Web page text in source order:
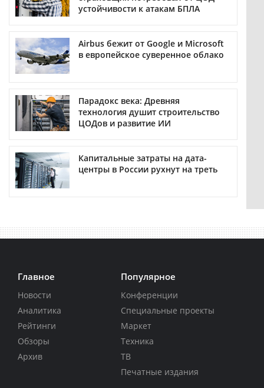
устойчивости к атакам БПЛА
Airbus бежит от Google и Microsoft
в европейское суверенное облако
Парадокс века: Древняя
технология душит строительство
ЦОДов и развитие ИИ
Капитальные затраты на дата-
центры в России рухнут на треть
Главное
Новости
Аналитика
Рейтинги
Обзоры
Архив
Популярное
Конференции
Специальные проекты
Маркет
Техника
ТВ
Печатные издания